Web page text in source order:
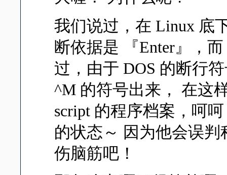
我们说过，在 Linux 底
断依据是 『Enter』，
过，由于 DOS 的断行
^M 的符号出来， 在这
script 的程序档案，呵
的状态～ 因为他会误
伤脑筋吧！